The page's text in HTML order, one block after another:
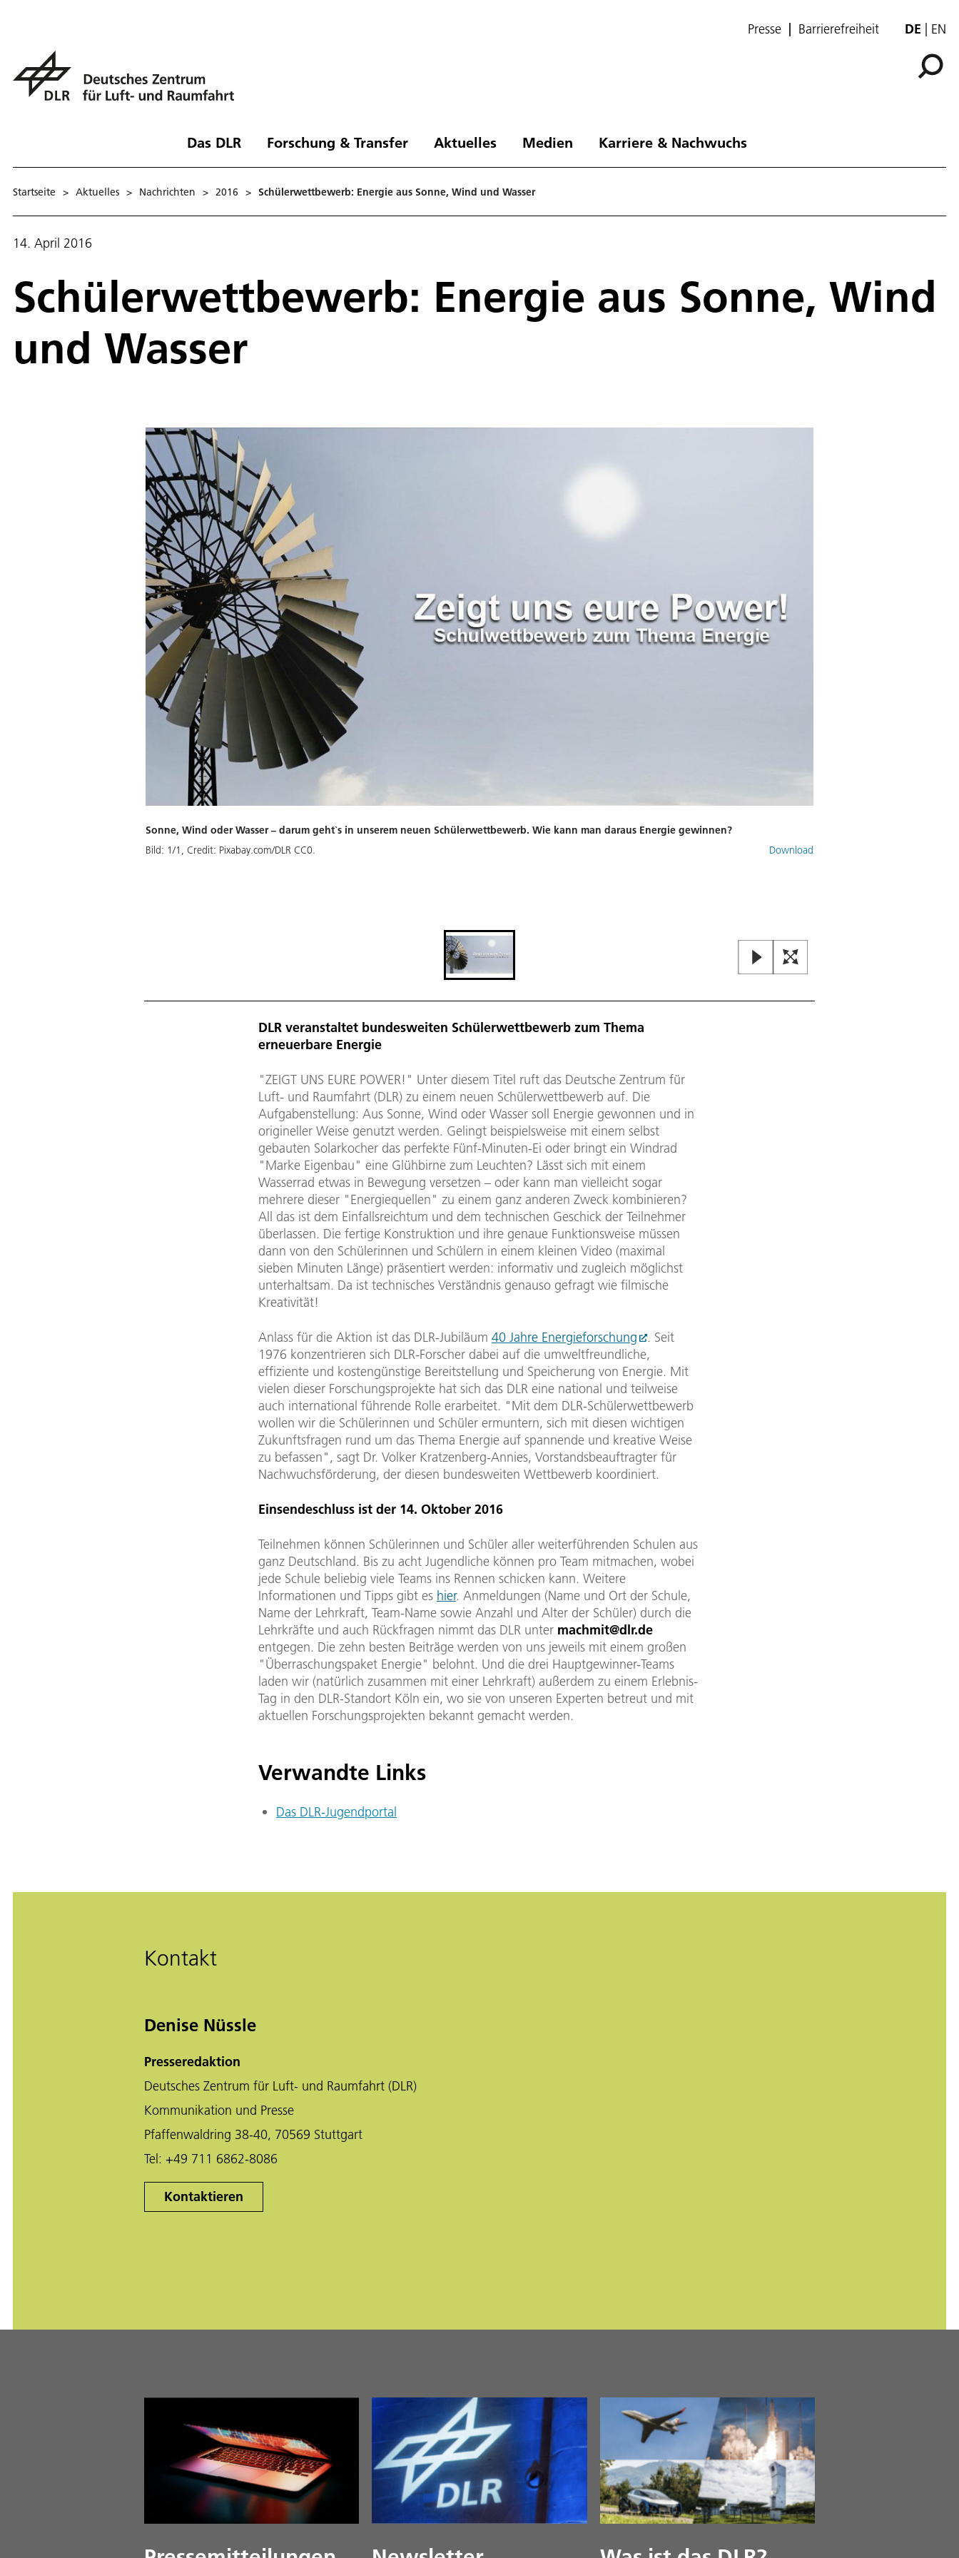
Presse Barrierefreiheit DE EN
Das DLR Forschung & Transfer Aktuelles Medien Karriere & Nachwuchs
Startseite > Aktuelles > Nachrichten > 2016 > Schülerwettbewerb: Energie aus Sonne, Wind und Wasser
14. April 2016
Schülerwettbewerb: Energie aus Sonne, Wind
und Wasser
Sonne, Wind oder Wasser – darum geht`s in unserem neuen Schülerwettbewerb. Wie kann man daraus Energie gewinnen?
Bild: 1/1 , Credit: Pixabay.com/DLR CC0. Download
DLR veranstaltet bundesweiten Schülerwettbewerb zum Thema
erneuerbare Energie
"ZEIGT UNS EURE POWER!" Unter diesem Titel ruft das Deutsche Zentrum für
Luft- und Raumfahrt (DLR) zu einem neuen Schülerwettbewerb auf. Die
Aufgabenstellung: Aus Sonne, Wind oder Wasser soll Energie gewonnen und in
origineller Weise genutzt werden. Gelingt beispielsweise mit einem selbst
gebauten Solarkocher das perfekte Fünf-Minuten-Ei oder bringt ein Windrad
"Marke Eigenbau" eine Glühbirne zum Leuchten? Lässt sich mit einem
Wasserrad etwas in Bewegung versetzen – oder kann man vielleicht sogar
mehrere dieser "Energiequellen" zu einem ganz anderen Zweck kombinieren?
All das ist dem Einfallsreichtum und dem technischen Geschick der Teilnehmer
überlassen. Die fertige Konstruktion und ihre genaue Funktionsweise müssen
dann von den Schülerinnen und Schülern in einem kleinen Video (maximal
sieben Minuten Länge) präsentiert werden: informativ und zugleich möglichst
unterhaltsam. Da ist technisches Verständnis genauso gefragt wie filmische
Kreativität!
Anlass für die Aktion ist das DLR-Jubiläum 40 Jahre Energieforschung
. Seit
1976 konzentrieren sich DLR-Forscher dabei auf die umweltfreundliche,
effiziente und kostengünstige Bereitstellung und Speicherung von Energie. Mit
vielen dieser Forschungsprojekte hat sich das DLR eine national und teilweise
auch international führende Rolle erarbeitet. "Mit dem DLR-Schülerwettbewerb
wollen wir die Schülerinnen und Schüler ermuntern, sich mit diesen wichtigen
Zukunftsfragen rund um das Thema Energie auf spannende und kreative Weise
zu befassen", sagt Dr. Volker Kratzenberg-Annies, Vorstandsbeauftragter für
Nachwuchsförderung, der diesen bundesweiten Wettbewerb koordiniert.
Einsendeschluss ist der 14. Oktober 2016
Teilnehmen können Schülerinnen und Schüler aller weiterführenden Schulen aus
ganz Deutschland. Bis zu acht Jugendliche können pro Team mitmachen, wobei
jede Schule beliebig viele Teams ins Rennen schicken kann. Weitere
Informationen und Tipps gibt es hier. Anmeldungen (Name und Ort der Schule,
Name der Lehrkraft, Team-Name sowie Anzahl und Alter der Schüler) durch die
Lehrkräfte und auch Rückfragen nimmt das DLR unter machmit@dlr.de
entgegen. Die zehn besten Beiträge werden von uns jeweils mit einem großen
"Überraschungspaket Energie" belohnt. Und die drei Hauptgewinner-Teams
laden wir (natürlich zusammen mit einer Lehrkraft) außerdem zu einem Erlebnis-
Tag in den DLR-Standort Köln ein, wo sie von unseren Experten betreut und mit
aktuellen Forschungsprojekten bekannt gemacht werden.
Verwandte Links
Das DLR-Jugendportal
Kontakt
Denise Nüssle
Presseredaktion
Deutsches Zentrum für Luft- und Raumfahrt (DLR)
Kommunikation und Presse
Pfaffenwaldring 38-40, 70569 Stuttgart
Tel: +49 711 6862-8086
Kontaktieren